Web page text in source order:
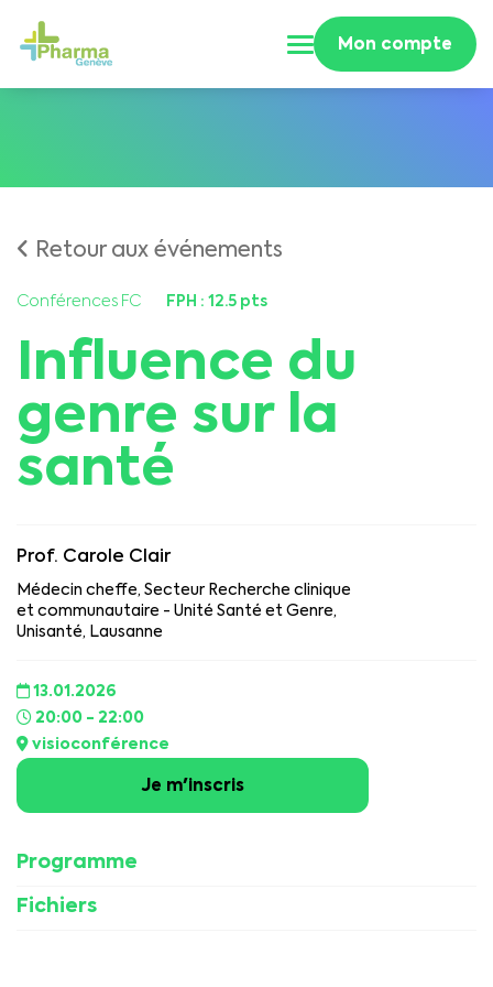
Mon compte
Retour aux événements
Conférences FC FPH : 12.5 pts
Influence du
genre sur la
santé
Prof. Carole Clair
Médecin cheffe, Secteur Recherche clinique
et communautaire - Unité Santé et Genre,
Unisanté, Lausanne
13.01.2026
20:00 - 22:00
visioconférence
Je m'inscris
Programme
Fichiers